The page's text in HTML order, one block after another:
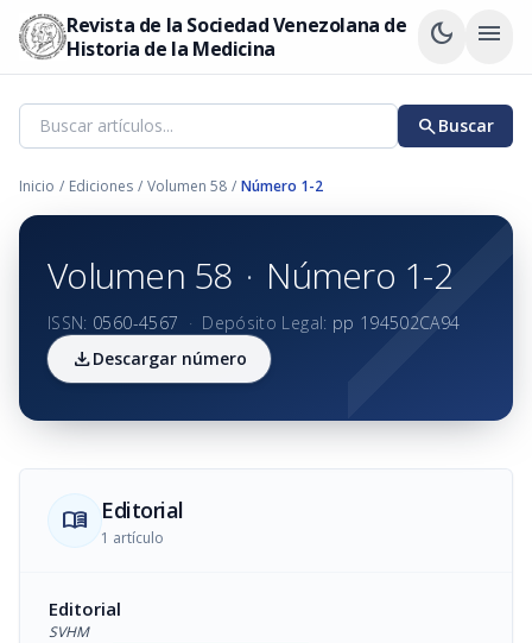
Revista de la Sociedad Venezolana de
Historia de la Medicina
dark_mode menu
searchBuscar
Inicio / Ediciones / Volumen 58 / Número 1-2
Volumen 58 · Número 1-2
ISSN: 0560-4567 · Depósito Legal: pp 194502CA94
downloadDescargar número
menu_book Editorial
1 artículo
Editorial
SVHM